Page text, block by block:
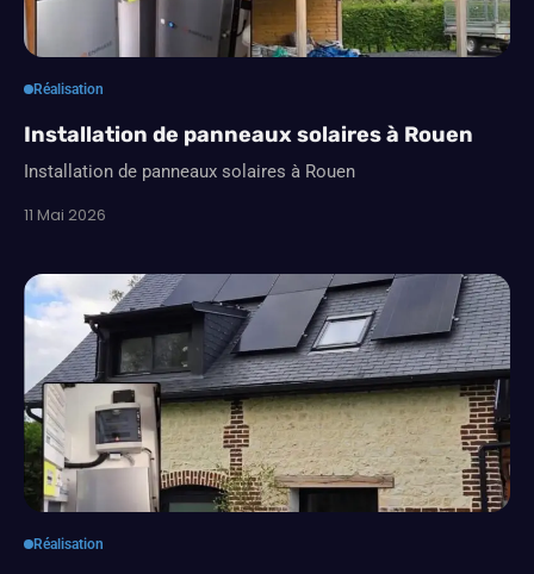
Réalisation
Installation de panneaux solaires à Rouen
Installation de panneaux solaires à Rouen
11 Mai 2026
Réalisation